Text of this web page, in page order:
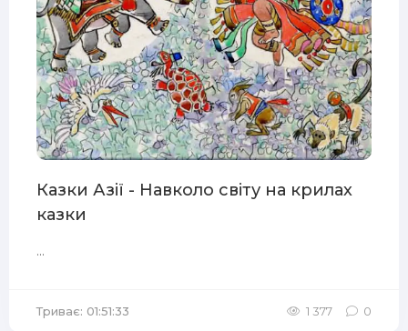
Казки Азії - Навколо світу на крилах
казки
...
Триває: 01:51:33 1 377 0